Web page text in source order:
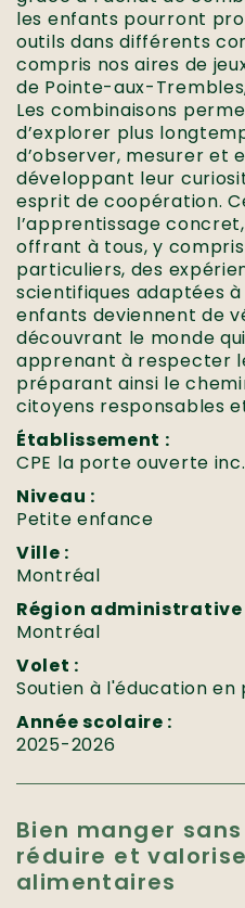
les enfants pourront
outils dans différents
compris nos aires de
de Pointe-aux-
Les combinaisons
d’explorer plus
d’observer, mesurer et
développant leur
esprit de coopération.
l’apprentissage
offrant à tous, y
particuliers, des
scientifiques adaptées
enfants deviennent de
découvrant le monde
apprenant à respecter
préparant ainsi le
citoyens responsables
Établissement :
CPE la porte ouverte inc.
Niveau :
Petite enfance
Ville :
Montréal
Région administrative
Montréal
Volet :
Soutien à l'éducation en
Année scolaire :
2025-2026
Bien manger
réduire et
alimentaires